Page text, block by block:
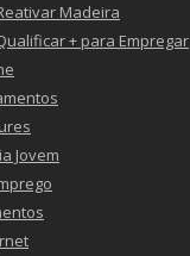
Madeira
+ para Empregar
Jovem